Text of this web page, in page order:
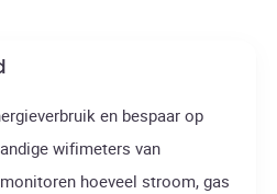
en bespaar op
wifimeters van
hoeveel stroom, gas